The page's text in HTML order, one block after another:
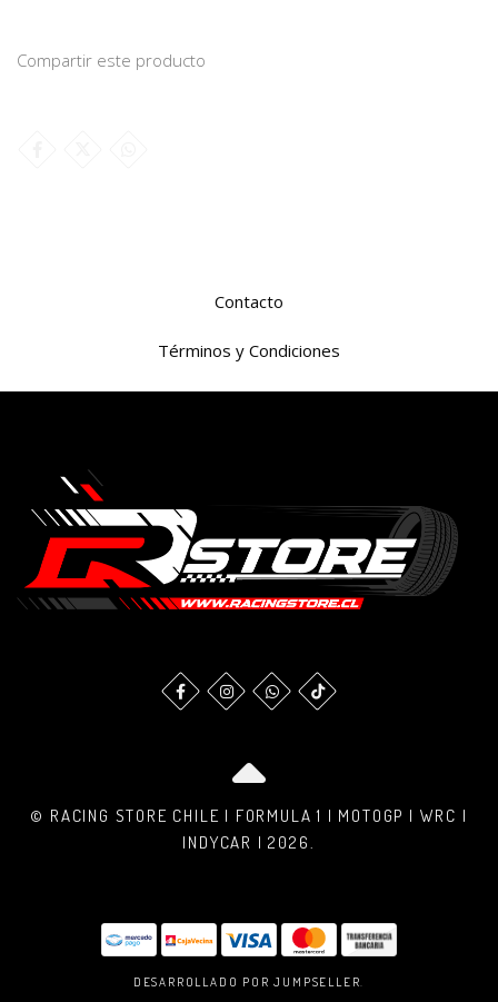
Compartir este producto
Contacto
Términos y Condiciones
© RACING STORE CHILE | FORMULA 1 | MOTOGP | WRC |
INDYCAR | 2026.
DESARROLLADO POR JUMPSELLER.